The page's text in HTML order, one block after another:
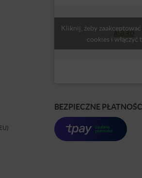
ASBiRO
Kliknij, żeby
cookies i włączyć
BEZPIECZNE